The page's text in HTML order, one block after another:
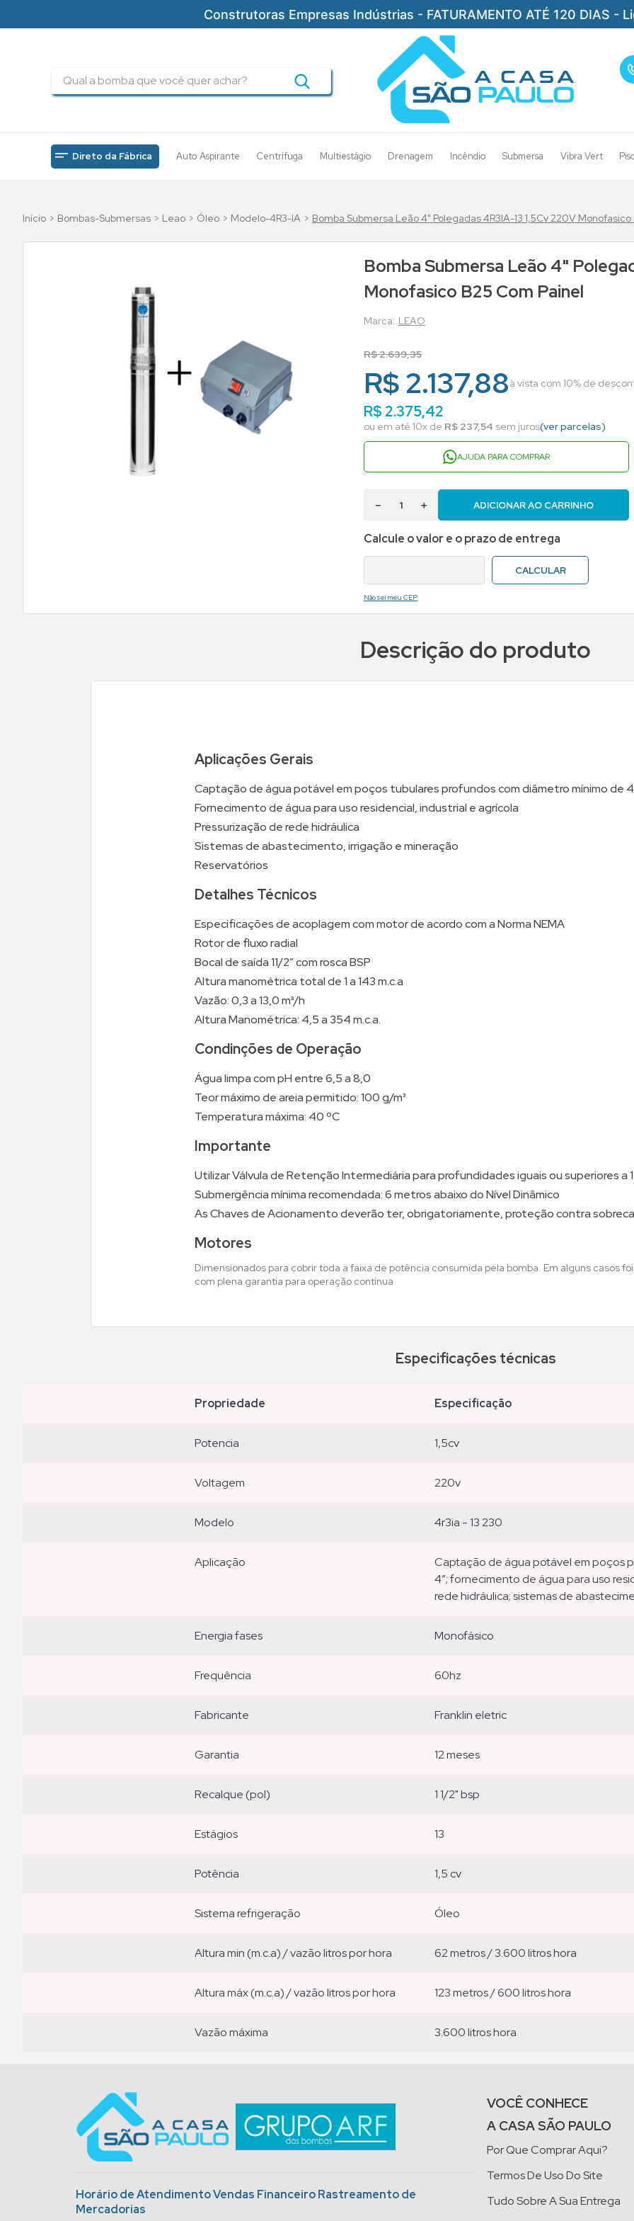
Construtoras Empresas Indústrias - FATURAMENTO ATÉ 120 DIAS -
Direto da Fábrica Auto Aspirante Centrífuga Multiestágio Drenagem Incêndio Submersa Vibra Vert
Bombas-Submersas Leao Óleo Modelo-4R3-IA Bomba Submersa Leão 4" Polegadas 4R3IA-13 1,5Cv 220V
Bomba Submersa Leão 4"
Monofasico B25 Com Painel
LEAO
R$2.639,35
R$ 2.137,88à vista com 10% de
R$2.375,42
ou em até 10x de R$ 237,54 sem juros(ver parcelas)
AJUDA PARA COMPRAR
＋
－ ADICIONAR AO CARRINHO
Não sei meu CEP
Descrição do produto
Aplicações Gerais
Captação de água potável em poços tubulares profundos com diâmetro mínimo de
Fornecimento de água para uso residencial, industrial e agrícola
Pressurização de rede hidráulica
Sistemas de abastecimento, irrigação e mineração
Reservatórios
Detalhes Técnicos
Especificações de acoplagem com motor de acordo com a Norma NEMA
Rotor de fluxo radial
Bocal de saída 11/2” com rosca BSP
Altura manométrica total de 1 a 143 m.c.a
Vazão: 0,3 a 13,0 m³/h
Altura Manométrica: 4,5 a 354 m.c.a.
Condinções de Operação
Água limpa com pH entre 6,5 a 8,0
Teor máximo de areia permitido: 100 g/m³
Temperatura máxima: 40 ºC
Importante
Utilizar Válvula de Retenção Intermediária para profundidades iguais ou superiores a
Submergência mínima recomendada: 6 metros abaixo do Nível Dinâmico
As Chaves de Acionamento deverão ter, obrigatoriamente, proteção contra
Motores
Dimensionados para cobrir toda a faixa de potência consumida pela bomba. Em alguns casos
com plena garantia para operação contínua
Especificações técnicas
propriedade especificação
potencia 1,5cv
voltagem 220v
modelo 4r3ia - 13 230
aplicação
captação de água potável em poços profundos tubulares com diâmetro mínimo de
4”; fornecimento de água para uso
rede hidráulica; sistemas de
energia fases monofásico
frequência 60hz
fabricante franklin eletric
garantia 12 meses
recalque (pol) 1 1/2" bsp
estágios 13
potência 1,5 cv
sistema refrigeração óleo
altura min (m.c.a) / vazão litros por hora 62 metros / 3.600 litros hora
altura máx (m.c.a) / vazão litros por hora 123 metros / 600 litros hora
vazão máxima 3.600 litros hora
Horário de Atendimento Vendas Financeiro Rastreamento de
Mercadorias
VOCÊ CONHECE
A CASA SÃO PAULO
Por Que Comprar Aqui?
Termos De Uso Do Site
Tudo Sobre A Sua Entrega
drenagem